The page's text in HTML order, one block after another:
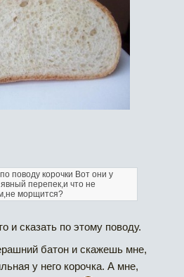
поводу корочки Вот они у
перепек,и что не
морщится?
и сказать по этому поводу.
батон и скажешь мне,
у него корочка. А мне,